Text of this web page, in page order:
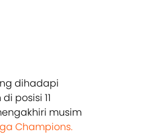
dihadapi
posisi 11
musim
Champions.